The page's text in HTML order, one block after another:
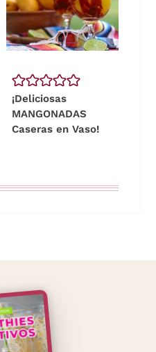
¡Deliciosas
MANGONADAS
Caseras en Vaso!